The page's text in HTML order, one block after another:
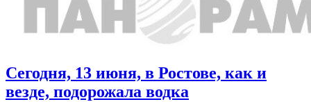
Сегодня, 13 июня, в Ростове, как и
везде, подорожала водка